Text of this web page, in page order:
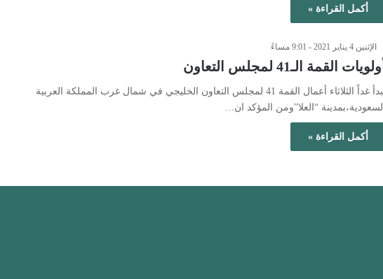
أكمل القراءة »
الإثنين 4 يناير 2021 - 9:01 مساءً
أولويات القمة الـ41 لمجلس التعاون
تبدأ غداً الثلاثاء أعمال القمة 41 لمجلس التعاون الخليجي في شمال غرب المملكة العربية
السعودية،بمدينة “العلا”ومن المؤكد ان…
أكمل القراءة »